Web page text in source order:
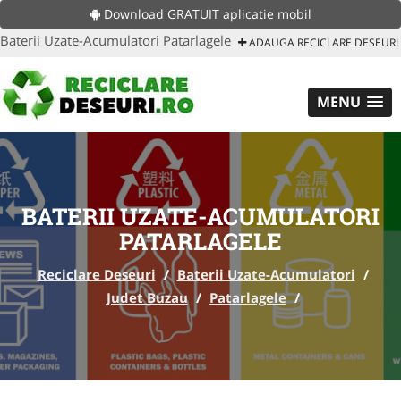
Download GRATUIT aplicatie mobil
Baterii Uzate-Acumulatori Patarlagele ADAUGA RECICLARE DESEURI
MENU
BATERII UZATE-ACUMULATORI
PATARLAGELE
Reciclare Deseuri / Baterii Uzate-Acumulatori /
Judet Buzau / Patarlagele /